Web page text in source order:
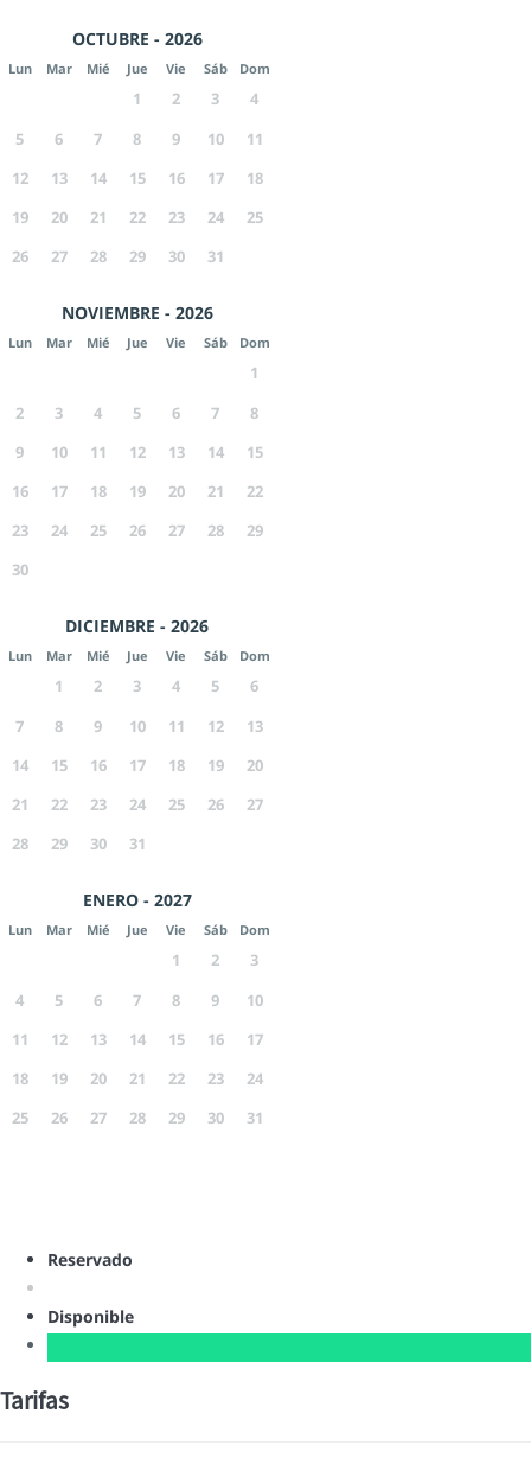
OCTUBRE - 2026
Lun Mar Mié Jue Vie Sáb Dom
1 2 3
4
5
6 7 8 9 10
11
12
13 14 15 16 17
18
19
20 21 22 23 24
25
26
27 28 29 30 31
NOVIEMBRE - 2026
Lun Mar Mié Jue Vie Sáb Dom
1
2
3 4 5 6 7
8
9
10 11 12 13 14
15
16
17 18 19 20 21
22
23
24 25 26 27 28
29
30
DICIEMBRE - 2026
Lun Mar Mié Jue Vie Sáb Dom
1 2 3 4 5
6
7
8 9 10 11 12
13
14
15 16 17 18 19
20
21
22 23 24 25 26
27
28
29 30 31
ENERO - 2027
Lun Mar Mié Jue Vie Sáb Dom
1 2
3
4
5 6 7 8 9
10
11
12 13 14 15 16
17
18
19 20 21 22 23
24
25
26 27 28 29 30 31
Reservado
Disponible
Tarifas